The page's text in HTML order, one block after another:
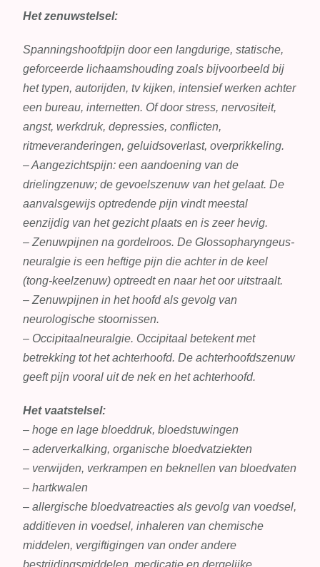
Het zenuwstelsel:
Spanningshoofdpijn door een langdurige, statische,
geforceerde lichaamshouding zoals bijvoorbeeld bij
het typen, autorijden, tv kijken, intensief werken achter
een bureau, internetten. Of door stress, nervositeit,
angst, werkdruk, depressies, conflicten,
ritmeveranderingen, geluidsoverlast, overprikkeling.
– Aangezichtspijn: een aandoening van de
drielingzenuw; de gevoelszenuw van het gelaat. De
aanvalsgewijs optredende pijn vindt meestal
eenzijdig van het gezicht plaats en is zeer hevig.
– Zenuwpijnen na gordelroos. De Glossopharyngeus-
neuralgie is een heftige pijn die achter in de keel
(tong-keelzenuw) optreedt en naar het oor uitstraalt.
– Zenuwpijnen in het hoofd als gevolg van
neurologische stoornissen.
– Occipitaalneuralgie. Occipitaal betekent met
betrekking tot het achterhoofd. De achterhoofdszenuw
geeft pijn vooral uit de nek en het achterhoofd.
Het vaatstelsel:
– hoge en lage bloeddruk, bloedstuwingen
– aderverkalking, organische bloedvatziekten
– verwijden, verkrampen en beknellen van bloedvaten
– hartkwalen
– allergische bloedvatreacties als gevolg van voedsel,
additieven in voedsel, inhaleren van chemische
middelen, vergiftigingen van onder andere
bestrijdingsmiddelen, medicatie en dergelijke.